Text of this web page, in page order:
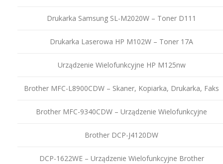
Drukarka Samsung SL-M2020W – Toner D111
Drukarka Laserowa HP M102W – Toner 17A
Urządzenie Wielofunkcyjne HP M125nw
Brother MFC-L8900CDW – Skaner, Kopiarka, Drukarka, Faks
Brother MFC-9340CDW – Urządzenie Wielofunkcyjne
Brother DCP-J4120DW
DCP-1622WE – Urządzenie Wielofunkcyjne Brother